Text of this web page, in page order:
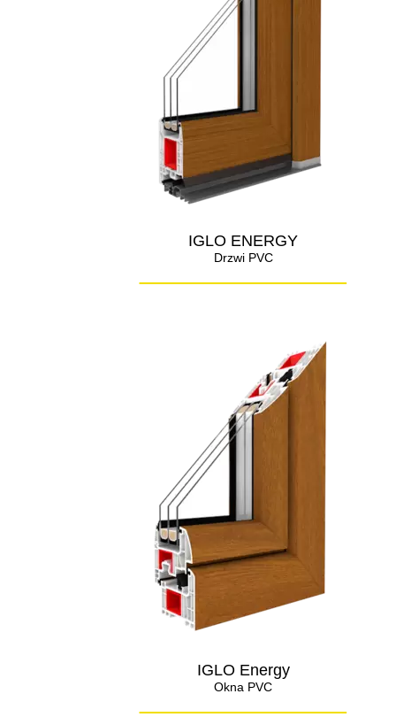
IGLO Energy
Okna PVC
_____________
IGLO ENERGY
Drzwi PVC
_____________